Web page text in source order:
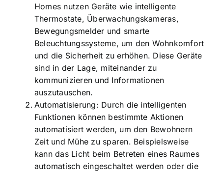
Homes nutzen Geräte wie intelligente
Thermostate, Überwachungskameras,
Bewegungsmelder und smarte
Beleuchtungssysteme, um den Wohnkomfort
und die Sicherheit zu erhöhen. Diese Geräte
sind in der Lage, miteinander zu
kommunizieren und Informationen
auszutauschen.
Automatisierung: Durch die intelligenten
Funktionen können bestimmte Aktionen
automatisiert werden, um den Bewohnern
Zeit und Mühe zu sparen. Beispielsweise
kann das Licht beim Betreten eines Raumes
automatisch eingeschaltet werden oder die